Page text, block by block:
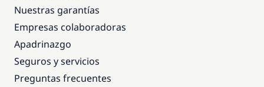
En opción
Marinero
Nuestras garantías
Empresas colaboradoras
Apadrinazgo
Seguros y servicios
Preguntas frecuentes